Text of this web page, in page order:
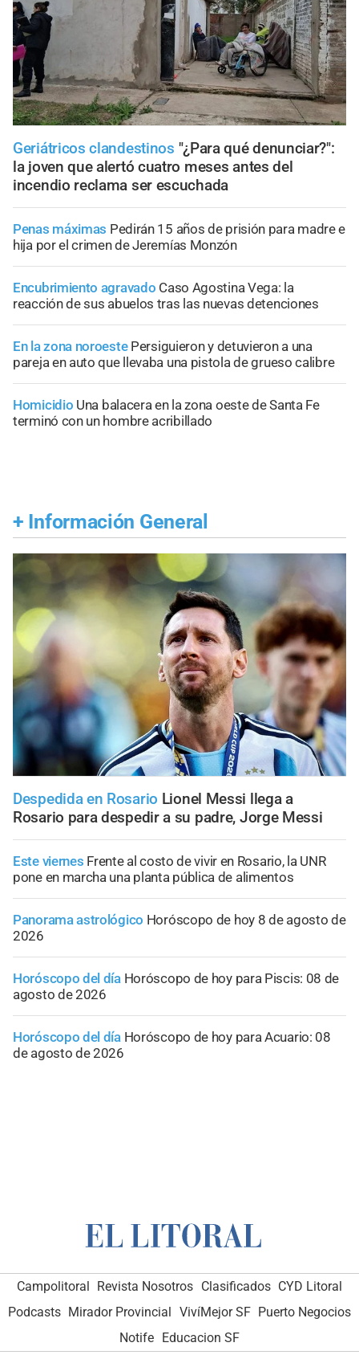
Geriátricos clandestinos "¿Para qué denunciar?":
la joven que alertó cuatro meses antes del
incendio reclama ser escuchada
Penas máximas Pedirán 15 años de prisión para madre e
hija por el crimen de Jeremías Monzón
Encubrimiento agravado Caso Agostina Vega: la
reacción de sus abuelos tras las nuevas detenciones
En la zona noroeste Persiguieron y detuvieron a una
pareja en auto que llevaba una pistola de grueso calibre
Homicidio Una balacera en la zona oeste de Santa Fe
terminó con un hombre acribillado
+ Información General
Despedida en Rosario Lionel Messi llega a
Rosario para despedir a su padre, Jorge Messi
Este viernes Frente al costo de vivir en Rosario, la UNR
pone en marcha una planta pública de alimentos
Panorama astrológico Horóscopo de hoy 8 de agosto de
2026
Horóscopo del día Horóscopo de hoy para Piscis: 08 de
agosto de 2026
Horóscopo del día Horóscopo de hoy para Acuario: 08
de agosto de 2026
Campolitoral Revista Nosotros Clasificados CYD Litoral
Podcasts Mirador Provincial VivíMejor SF Puerto Negocios
Notife Educacion SF